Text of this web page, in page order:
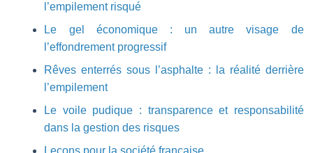
l’empilement risqué
Le gel économique : un autre visage de
l’effondrement progressif
Rêves enterrés sous l’asphalte : la réalité derrière
l’empilement
Le voile pudique : transparence et responsabilité
dans la gestion des risques
Leçons pour la société française